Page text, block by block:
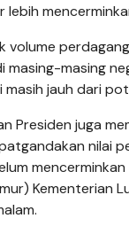
lebih
volume
masing-masing
jauh dari
Presiden juga
nilai
Kementerian